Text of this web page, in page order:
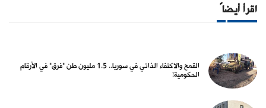
اقرأ أيضاً
القمح والاكتفاء الذاتي في سوريا.. 1.5 مليون طن "فرق" في الأرقام
الحكومية!